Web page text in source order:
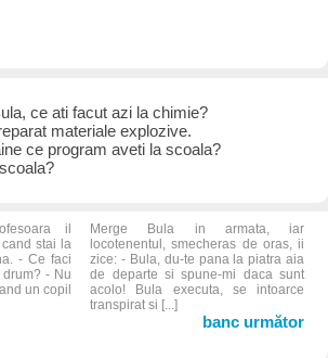
ce ati facut azi la chimie?
materiale explozive.
ce program aveti la scoala?
il
stai la
- Ce faci
- Nu
un copil
Merge Bula in armata, iar
locotenentul, smecheras de oras, ii
zice: - Bula, du-te pana la piatra aia
de departe si spune-mi daca sunt
acolo! Bula executa, se intoarce
transpirat si [...]
banc următor